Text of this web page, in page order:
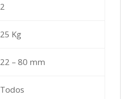
2
25 Kg
22 – 80 mm
Todos